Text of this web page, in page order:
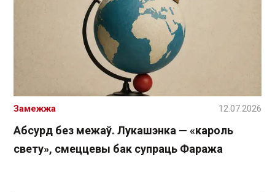
Абсурд без межаў. Лукашэнка — «кароль
свету», смеццевы бак супраць Фаража
Замежжа 12.07.2026